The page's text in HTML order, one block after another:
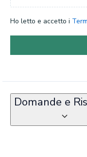
Ho letto e accetto i
Domande e